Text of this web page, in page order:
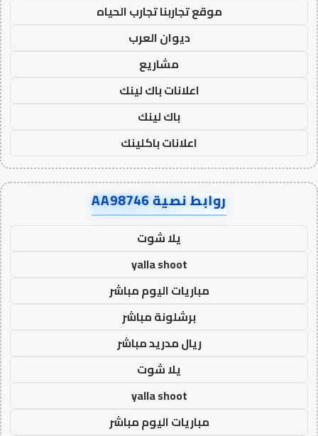
موقع تجاربنا تجارب الحياه
ديوان العرب
مشاريع
اعلانات باك لينك
باك لينك
اعلانات باكلينك
روابط نصية AA98746
يلا شوت
yalla shoot
مباريات اليوم مباشر
برشلونة مباشر
ريال مدريد مباشر
يلا شوت
yalla shoot
مباريات اليوم مباشر